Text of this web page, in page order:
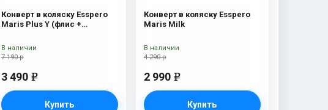
Конверт в коляску Esspero
Maris Plus Y (флис +
7 190 р
3 490 e
Купить
В наличии
Конверт в коляску Esspero
Maris Milk
4 290 р
2 990 e
Купить
В наличии